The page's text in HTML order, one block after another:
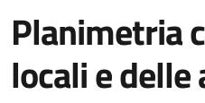
Planimetria
locali e delle